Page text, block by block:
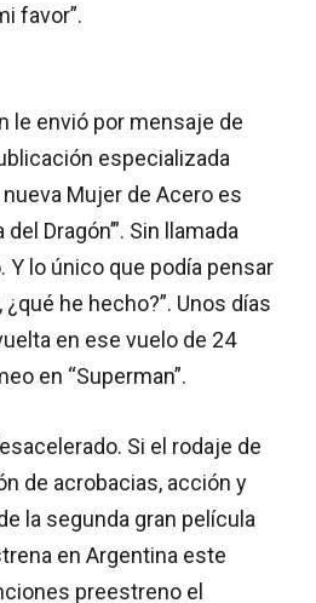
favor”.
le envió por mensaje de
especializada
nueva Mujer de Acero es
Dragón’”. Sin llamada
lo único que podía pensar
he hecho?”. Unos días
en ese vuelo de 24
en “Superman”.
Si el rodaje de
de acrobacias, acción y
la segunda gran película
en Argentina este
preestreno el